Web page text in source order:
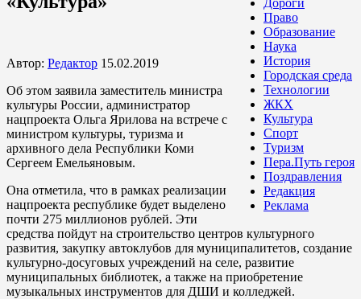
Дороги
Право
Образование
Наука
История
Городская среда
Технологии
ЖКХ
Культура
Спорт
Туризм
Пера.Путь героя
Поздравления
Редакция
Реклама
Автор: Редактор 15.02.2019
Об этом заявила заместитель министра
культуры России, администратор
нацпроекта Ольга Ярилова на встрече с
министром культуры, туризма и
архивного дела Республики Коми
Сергеем Емельяновым.
Она отметила, что в рамках реализации
нацпроекта республике будет выделено
почти 275 миллионов рублей. Эти
средства пойдут на строительство центров культурного
развития, закупку автоклубов для муниципалитетов, создание
культурно-досуговых учреждений на селе, развитие
муниципальных библиотек, а также на приобретение
музыкальных инструментов для ДШИ и колледжей.